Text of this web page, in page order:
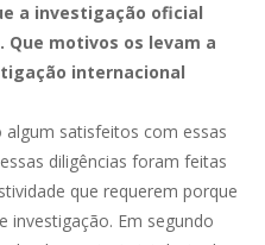
a investigação oficial
Que motivos os levam a
internacional
satisfeitos com essas
diligências foram feitas
que requerem porque
investigação. Em segundo